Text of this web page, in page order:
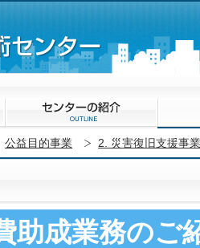
公益目的事業 2. 災害復旧支援事
助成業務のご